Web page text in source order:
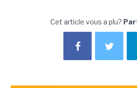
Cet article vous a plu?